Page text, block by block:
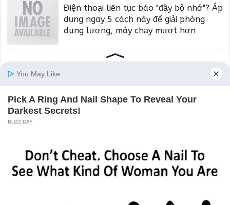
Điện thoại liên tục báo "đầy bộ nhớ"? Áp
dụng ngay 5 cách này để giải phóng
dung lượng, máy chạy mượt hơn
Lý giải hiện tượng hồn sống đóng giả làm
Được coi là một trong những hiện tượng...